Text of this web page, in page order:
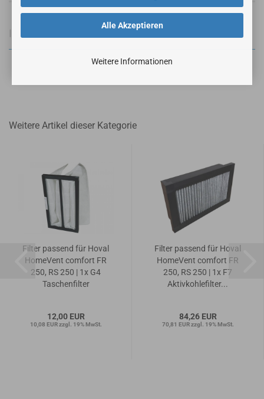
Alle Akzeptieren
Weitere Informationen
Informationen zur Produktsicherheit
Weitere Artikel dieser Kategorie
Filter passend für Hoval
HomeVent comfort FR
250, RS 250 | 1x G4
Taschenfilter
12,00 EUR
10,08 EUR zzgl. 19% MwSt.
Filter passend für Hoval
HomeVent comfort FR
250, RS 250 | 1x F7
Aktivkohlefilter...
84,26 EUR
70,81 EUR zzgl. 19% MwSt.